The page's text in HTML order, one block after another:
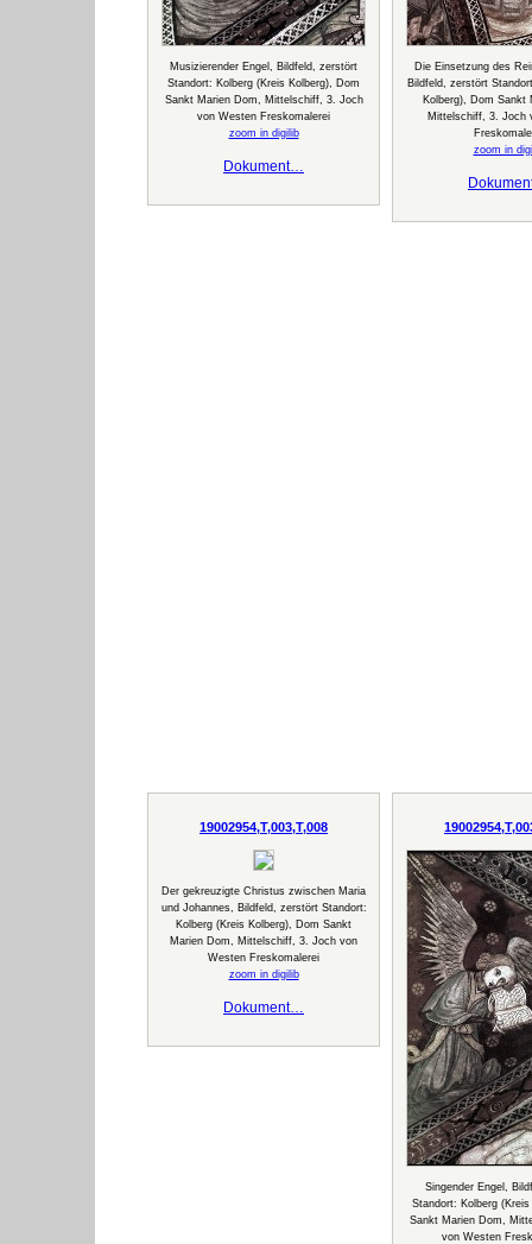
Musizierender Engel, Bildfeld, zerstört
Standort: Kolberg (Kreis Kolberg), Dom
Sankt Marien Dom, Mittelschiff, 3. Joch
von Westen Freskomalerei
zoom in digilib
Dokument…
Die Einsetzung des
Bildfeld, zerstört
Kolberg), Dom Sankt
Mittelschiff, 3. Joch
zoom in
19002954,T,003,T,008
Der gekreuzigte Christus zwischen Maria
und Johannes, Bildfeld, zerstört Standort:
Kolberg (Kreis Kolberg), Dom Sankt
Marien Dom, Mittelschiff, 3. Joch von
Westen Freskomalerei
zoom in digilib
Dokument…
Singender Engel,
Standort: Kolberg
Sankt Marien Dom,
von Westen